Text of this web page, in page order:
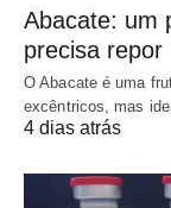
Abacate: um
precisa repor
O Abacate é uma
excêntricos, mas
4 dias atrás